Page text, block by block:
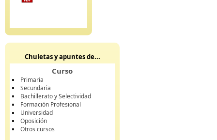
Chuletas y apuntes de...
Curso
Primaria
Secundaria
Bachillerato y Selectividad
Formación Profesional
Universidad
Oposición
Otros cursos